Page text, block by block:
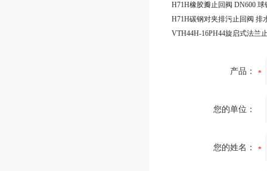
H71H橡胶瓣止回阀 DN600 球
产品：
您的单位：
您的姓名：